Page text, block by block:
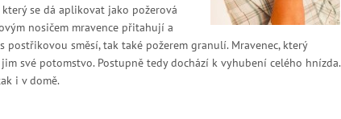
se dá aplikovat jako požerová
nosičem mravence přitahují a
směsí, tak také požerem granulí. Mravenec, který
své potomstvo. Postupně tedy dochází k vyhubení celého hnízda.
i v domě.